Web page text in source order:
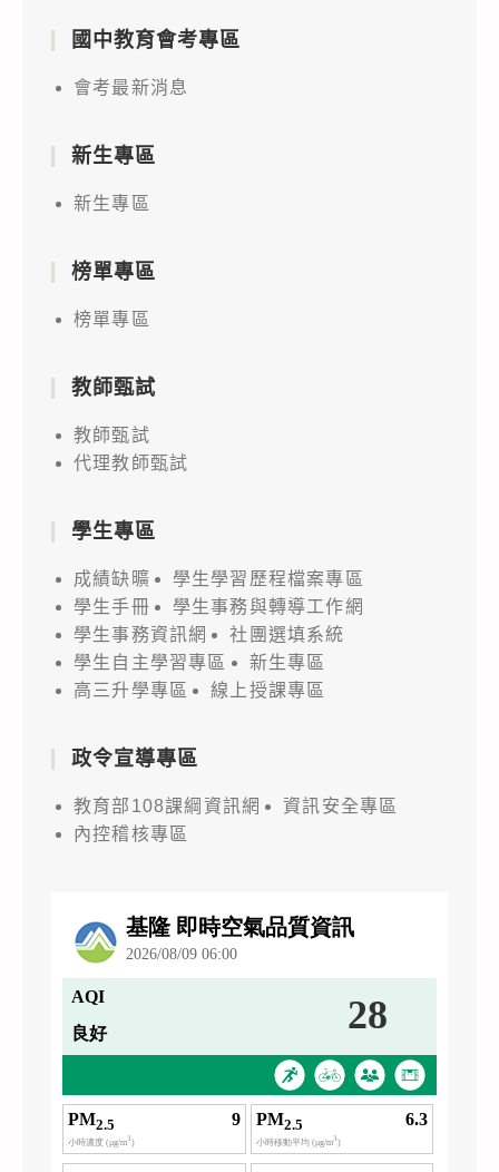
國中教育會考專區
會考最新消息
新生專區
新生專區
榜單專區
榜單專區
教師甄試
教師甄試
代理教師甄試
學生專區
成績缺曠
學生學習歷程檔案專區
學生手冊
學生事務與轉導工作網
學生事務資訊網
社團選填系統
學生自主學習專區
新生專區
高三升學專區
線上授課專區
政令宣導專區
教育部108課綱資訊網
資訊安全專區
內控稽核專區